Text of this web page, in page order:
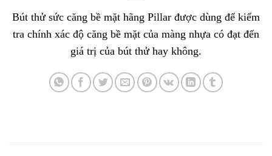
Bút thử sức căng bề mặt hãng Pillar được dùng để kiểm
tra chính xác độ căng bề mặt của màng nhựa có đạt đến
giá trị của bút thử hay không.